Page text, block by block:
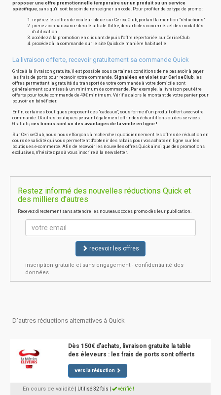
proposer une offre promotionnelle temporaire sur un produit ou un service
spécifique, sans qu'il soit besoin de renseigner un code. Pour profiter de ce type de promo :
repérez les offres de couleur bleue sur CeriseClub, portant la mention "réductions"
prenez connaissance des détails de l'offre, des articles concernés et des modalités
d'utilisation
accédez à la promotion en cliquant depuis l'offre répertoriée sur CeriseClub
procédez à la commande sur le site Quick de manière habituelle
La livraison offerte, recevoir gratuitement sa commande Quick
Grâce à la livraison gratuite, il est possible sous certaines conditions de ne pas avoir à payer
les frais de ports pour recevoir votre commande. Signalées en violet sur CeriseClub, les
offres permettant la gratuité du transport de votre commande à votre domicile sont
généralement soumises à un minimum de commande. Par exemple, la livraison peut être
offerte pour toute commande de 49€ minimum. Vérifiez alors le montant de votre panier pour
pouvoir en bénéficier.
Enfin, certaines boutiques proposent des "cadeaux", sous forme d'un produit offert avec votre
commande. D'autres boutiques peuvent également offrir des échantillons ou des services.
Gratuits, ces bonus sont un des avantages de la vente en ligne !
Sur CeriseClub, nous nous efforçons à rechercher quotidiennement les offres de réduction en
cours de validité qui vous permettent d'obtenir des rabais pour vos achats en ligne sur les
boutiques e-commerce. Afin de recevoir les nouvelles offres Quick ainsi que des promotions
exclusives, n'hésitez pas à vous inscrire à la newsletter.
Restez informé des nouvelles réductions Quick et
des milliers d'autres
Recevez directement sans attendre les nouveaux codes promo dès leur publication.
recevoir les offres
inscription gratuite et sans engagement - confidentialité des
données
D'autres réductions alternatives à Quick
Dès 150€ d'achats, livraison gratuite la table
des éleveurs : les frais de ports sont offerts
vers la réduction
En cours de validité | Utilisé 32 fois vérifié !